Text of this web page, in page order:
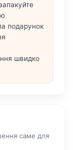
подарунок
швидко
саме для